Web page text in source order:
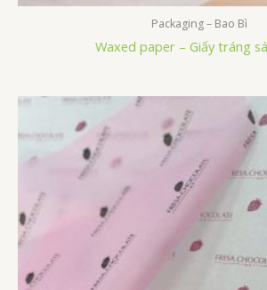
Packaging – Bao Bì
Waxed paper – Giấy tráng